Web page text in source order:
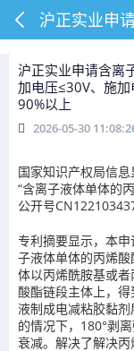
沪正实业申请含离
加电压≤30V、施
90%以上
2026-05-30
国家知识产权局信
“含离子液体单体的
公开号
专利摘要显示，本
子液体单体的丙烯
体以丙烯酰胺基或
酸酯链段主体上，
液制成电减粘胶黏
的情况下，180°剥
衰减。解决了解决